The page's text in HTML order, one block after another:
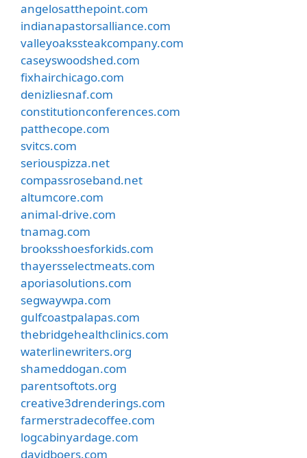
angelosatthepoint.com
indianapastorsalliance.com
valleyoakssteakcompany.com
caseyswoodshed.com
fixhairchicago.com
denizliesnaf.com
constitutionconferences.com
patthecope.com
svitcs.com
seriouspizza.net
compassroseband.net
altumcore.com
animal-drive.com
tnamag.com
brooksshoesforkids.com
thayersselectmeats.com
aporiasolutions.com
segwaywpa.com
gulfcoastpalapas.com
thebridgehealthclinics.com
waterlinewriters.org
shameddogan.com
parentsoftots.org
creative3drenderings.com
farmerstradecoffee.com
logcabinyardage.com
davidboers.com